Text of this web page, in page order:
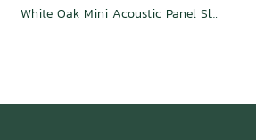
White Oak Mini Acoustic Panel Slat Wall